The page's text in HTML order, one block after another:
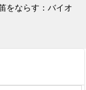
をならす：バイオ